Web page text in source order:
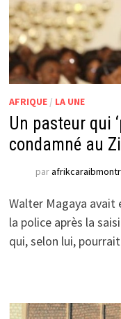
AFRIQUE/ LA UNE
Un pasteur qui
condamné au
par
Walter Magaya avait
la police après la
qui, selon lui,